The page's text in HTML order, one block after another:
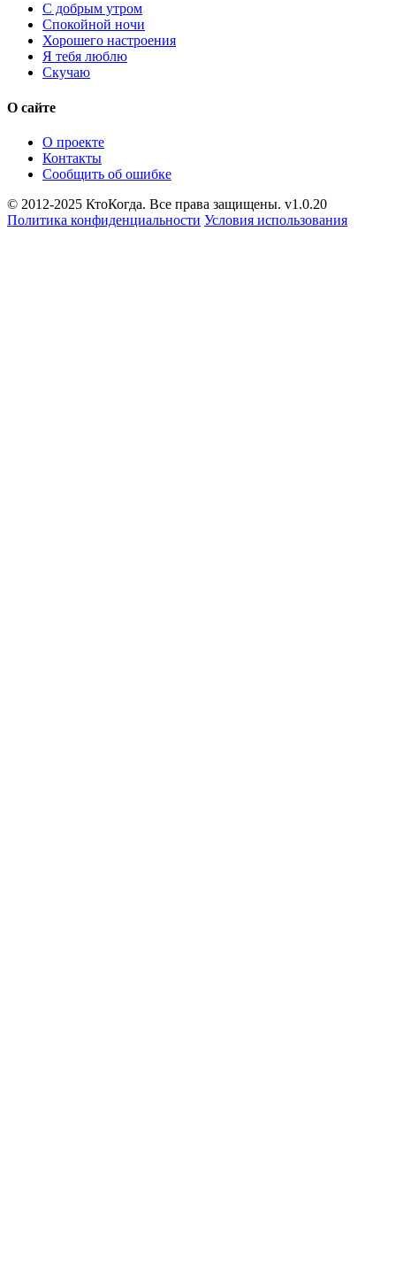
С добрым утром
Спокойной ночи
Хорошего настроения
Я тебя люблю
Скучаю
О сайте
О проекте
Контакты
Сообщить об ошибке
© 2012-2025 КтоКогда. Все права защищены. v1.0.20
Политика конфиденциальности Условия использования